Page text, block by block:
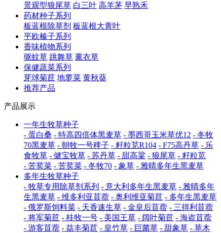
景观型狼尾草 白三叶 高羊茅 早熟禾
药材种子系列
板蓝根除草剂 板蓝根大青叶
平欧榛子系列
香味植物系列
驱蚊草 跳舞草 薰衣草
保健蔬菜系列
芽球菊苣 地萝菜 黄秋葵
推荐产品
产品展示
一年生牧草种子
- 蛋白桑 - 特高四倍体黑麦草 - 墨西哥玉米草优12 - 冬牧
70黑麦草 - 朝牧一号稗子 - 籽粒苋R104 - F75高丹草 - 乐
食牧草 - 健宝牧草 - 苏丹草 - 甜高粱 - 狼尾草 - 籽粒苋
- 苦荬菜 - 苦荬菜 - 冬牧70 - 象草 - 雅晴多年生黑麦草
多年生牧草种子
- 牧草专用除草剂系列 - 意大利多年生黑麦草 - 雅晴多年
生黑麦草 - 维多利亚苜蓿 - 奥利维亚菊苣 - 多年生黑麦草
- 俄罗斯饲料菜 - 天香速生草 - 金皇后苜蓿 - 三得利苜蓿
- 将军菊苣 - 桂牧一号 - 美国王草 - 阔叶菊苣 - 海盗苜蓿
- 游客苜蓿 - 益丰菊苣 - 皇竹草 - 巨菌草 - 甜象草 - 草木